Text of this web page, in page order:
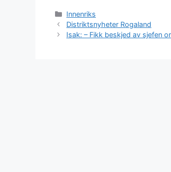
Kategorier
Innenriks
Distriktsnyheter Rogaland
Isak: – Fikk beskjed av sjefen